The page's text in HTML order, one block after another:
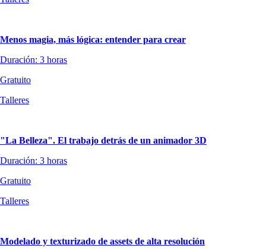
Menos magia, más lógica: entender para crear
Duración: 3 horas
Gratuito
Talleres
"La Belleza". El trabajo detrás de un animador 3D
Duración: 3 horas
Gratuito
Talleres
Modelado y texturizado de assets de alta resolución